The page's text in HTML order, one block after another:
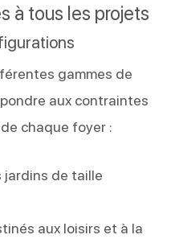
à tous les projets
gammes de
aux contraintes
chaque foyer :
jardins de taille
aux loisirs et à la